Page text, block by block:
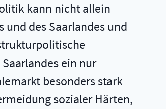
kann nicht allein
des Saarlandes und
ein nur
besonders stark
sozialer Härten,